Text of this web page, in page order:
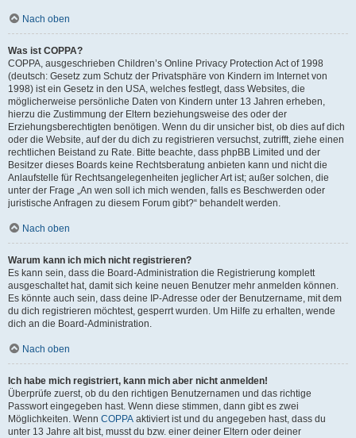
Nach oben
Was ist COPPA?
COPPA, ausgeschrieben Children’s Online Privacy Protection Act of 1998
(deutsch: Gesetz zum Schutz der Privatsphäre von Kindern im Internet von
1998) ist ein Gesetz in den USA, welches festlegt, dass Websites, die
möglicherweise persönliche Daten von Kindern unter 13 Jahren erheben,
hierzu die Zustimmung der Eltern beziehungsweise des oder der
Erziehungsberechtigten benötigen. Wenn du dir unsicher bist, ob dies auf dich
oder die Website, auf der du dich zu registrieren versuchst, zutrifft, ziehe einen
rechtlichen Beistand zu Rate. Bitte beachte, dass phpBB Limited und der
Besitzer dieses Boards keine Rechtsberatung anbieten kann und nicht die
Anlaufstelle für Rechtsangelegenheiten jeglicher Art ist; außer solchen, die
unter der Frage „An wen soll ich mich wenden, falls es Beschwerden oder
juristische Anfragen zu diesem Forum gibt?“ behandelt werden.
Nach oben
Warum kann ich mich nicht registrieren?
Es kann sein, dass die Board-Administration die Registrierung komplett
ausgeschaltet hat, damit sich keine neuen Benutzer mehr anmelden können.
Es könnte auch sein, dass deine IP-Adresse oder der Benutzername, mit dem
du dich registrieren möchtest, gesperrt wurden. Um Hilfe zu erhalten, wende
dich an die Board-Administration.
Nach oben
Ich habe mich registriert, kann mich aber nicht anmelden!
Überprüfe zuerst, ob du den richtigen Benutzernamen und das richtige
Passwort eingegeben hast. Wenn diese stimmen, dann gibt es zwei
Möglichkeiten. Wenn COPPA aktiviert ist und du angegeben hast, dass du
unter 13 Jahre alt bist, musst du bzw. einer deiner Eltern oder deiner